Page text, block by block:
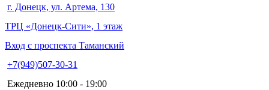
г. Донецк, ул. Артема, 130
ТРЦ «Донецк-Сити», 1 этаж
Вход с проспекта Таманский
+7(949)507-30-31
Ежедневно 10:00 - 19:00